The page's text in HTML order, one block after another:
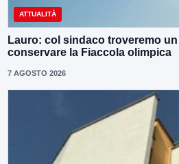
ATTUALITÀ
Lauro: col sindaco troveremo
conservare la Fiaccola olimpica
7 AGOSTO 2026